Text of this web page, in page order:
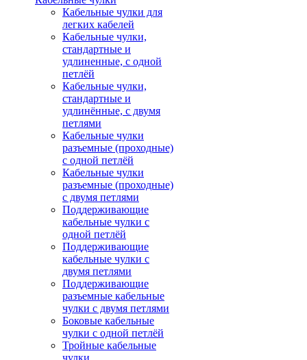
Кабельные чулки для
легких кабелей
Кабельные чулки,
стандартные и
удлиненные, с одной
петлёй
Кабельные чулки,
стандартные и
удлинённые, с двумя
петлями
Кабельные чулки
разъемные (проходные)
с одной петлёй
Кабельные чулки
разъемные (проходные)
с двумя петлями
Поддерживающие
кабельные чулки с
одной петлёй
Поддерживающие
кабельные чулки с
двумя петлями
Поддерживающие
разъемные кабельные
чулки с двумя петлями
Боковые кабельные
чулки с одной петлёй
Тройные кабельные
чулки